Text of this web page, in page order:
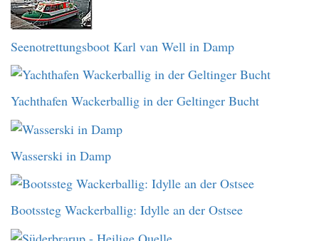
Seenotrettungsboot Karl van Well in Damp
Yachthafen Wackerballig in der Geltinger Bucht
Wasserski in Damp
Bootssteg Wackerballig: Idylle an der Ostsee